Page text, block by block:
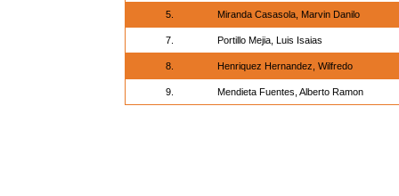
5. Miranda Casasola, Marvin Danilo
7. Portillo Mejia, Luis Isaias
8. Henriquez Hernandez, Wilfredo
9. Mendieta Fuentes, Alberto Ramon